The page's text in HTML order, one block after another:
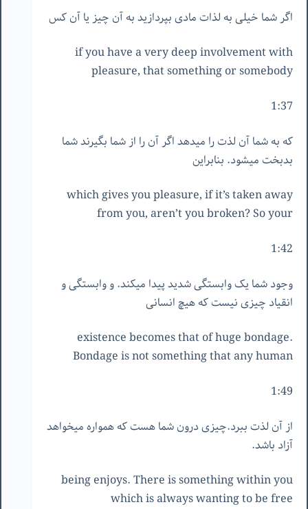
اگر شما خیلی به لذات مادی بپردازید به آن چیز یا آن کس
if you have a very deep involvement with
pleasure, that something or somebody
1:37
که به شما آن لذت را میدهد اگر آن را از شما بگیرند شما
بدبخت میشود. بنابراین
which gives you pleasure, if it’s taken away
from you, aren’t you broken? So your
1:42
وجود شما یک وابستگی شدید پیدا میکند. و وابستگی و
انقیاد چیزی نیست که هیچ انسانی
existence becomes that of huge bondage.
Bondage is not something that any human
1:49
از آن لذت ببرد.چیزی درون شما هست که همواره میخواهد
آزاد باشد.
being enjoys. There is something within you
which is always wanting to be free